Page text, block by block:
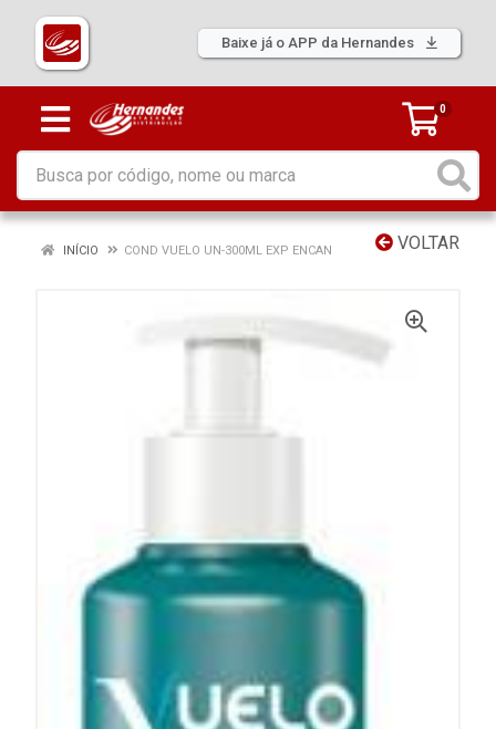
Baixe já o APP da Hernandes
0
VOLTAR
INÍCIO COND VUELO UN-300ML EXP ENCAN